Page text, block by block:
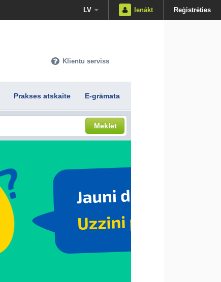
LV Ienākt Reģistrēties
Klientu serviss
Prakses atskaite E-grāmata
Meklēt